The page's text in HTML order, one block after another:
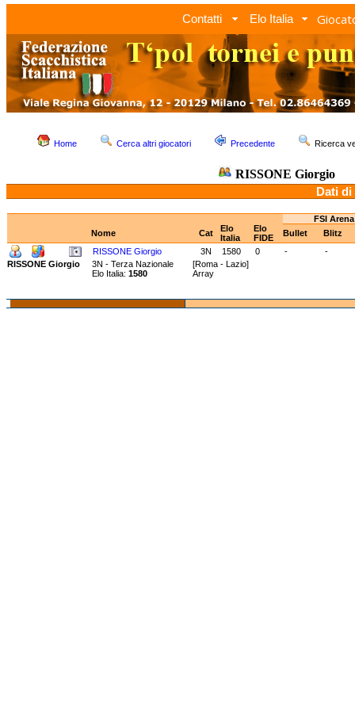
Contatti Elo Italia
Home Cerca altri giocatori Precedente Ricerca
RISSONE Giorgio
Dati di
FSI
Nome
Cat
Elo
Italia
Elo
FIDE
Bullet
Blitz
RISSONE Giorgio
3N 1580 0 -
-
RISSONE Giorgio
3N - Terza Nazionale [Roma - Lazio]
Elo Italia: 1580 Array